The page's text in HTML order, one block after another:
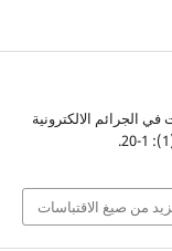
الإثبات في الجرائم الالكترونية
من صيغ الاقتباسات